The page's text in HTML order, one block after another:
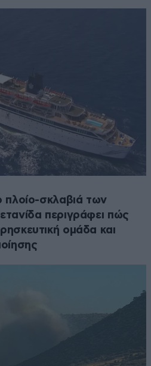
σκλαβιά των
περιγράφει πώς
ομάδα και